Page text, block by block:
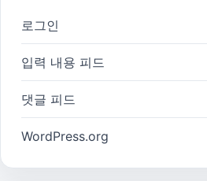
로그인
입력 내용 피드
댓글 피드
WordPress.org